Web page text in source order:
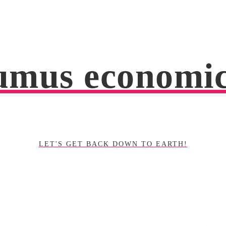
LET'S GET BACK DOWN TO EARTH!